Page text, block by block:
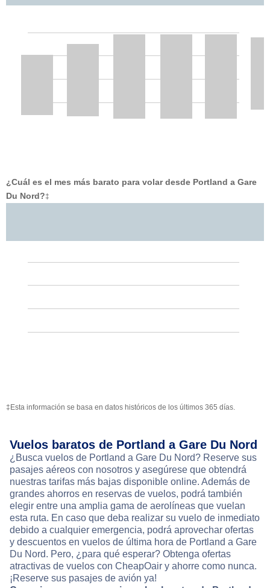
¿Cuál es el mes más barato para volar desde Portland a Gare
Du Nord?‡
‡Esta información se basa en datos históricos de los últimos 365 días.
Vuelos baratos de Portland a Gare Du Nord
¿Busca vuelos de Portland a Gare Du Nord? Reserve sus
pasajes aéreos con nosotros y asegúrese que obtendrá
nuestras tarifas más bajas disponible online. Además de
grandes ahorros en reservas de vuelos, podrá también
elegir entre una amplia gama de aerolíneas que vuelan
esta ruta. En caso que deba realizar su vuelo de inmediato
debido a cualquier emergencia, podrá aprovechar ofertas
y descuentos en vuelos de última hora de Portland a Gare
Du Nord. Pero, ¿para qué esperar? Obtenga ofertas
atractivas de vuelos con CheapOair y ahorre como nunca.
¡Reserve sus pasajes de avión ya!